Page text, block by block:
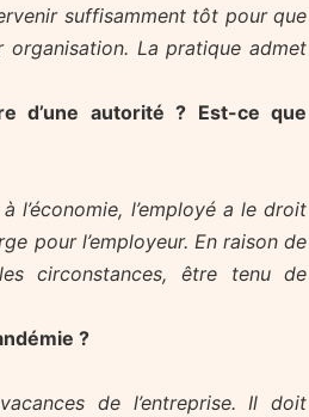
suffisamment tôt pour que
organisation. La pratique admet
d’une autorité ? Est-ce que
l’économie, l’employé a le droit
pour l’employeur. En raison de
circonstances, être tenu de
?
de l’entreprise. Il doit